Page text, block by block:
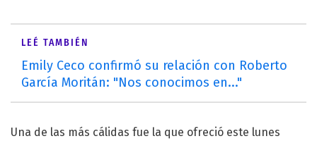
LEÉ TAMBIÉN
Emily Ceco confirmó su relación con Roberto
García Moritán: "Nos conocimos en..."
Una de las más cálidas fue la que ofreció este lunes